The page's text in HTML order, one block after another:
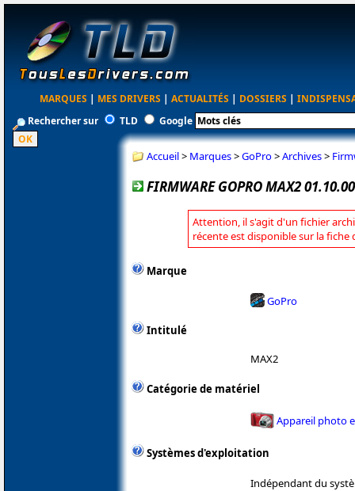
MARQUES | MES DRIVERS | ACTUALITÉS | DOSSIERS |
Rechercher sur
TLD Google
Accueil> Marques>GoPro>Archives>
FIRMWARE GOPRO MAX2 01.10.00
Attention, il s'agit d'un fichier
récente est disponible sur la fiche
Marque
GoPro
Intitulé
MAX2
Catégorie de matériel
Appareil photo
Systèmes d'exploitation
Indépendant du